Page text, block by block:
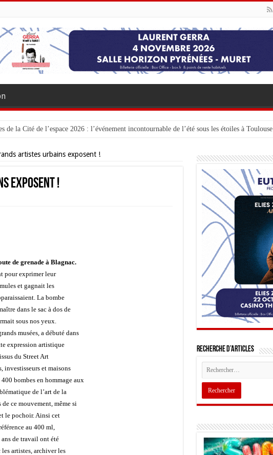
de la Cité de l’espace 2026 : l’événement incontournable de l’été sous les étoiles à Toulouse
artistes urbains exposent !
exposent !
de grenade à Blagnac.
pour exprimer leur
et gagnait les
La bombe
dans le sac à dos de
sous nos yeux.
musées, a débuté dans
expression artistique
du Street Art
investisseurs et maisons
bombes en hommage aux
de l’art de la
ce mouvement, même si
le pochoir. Ainsi cet
au 400 ml,
ans de travail ont été
artistes, archiver les
Recherche d’articles